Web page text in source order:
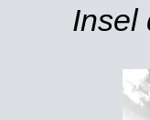
Insel